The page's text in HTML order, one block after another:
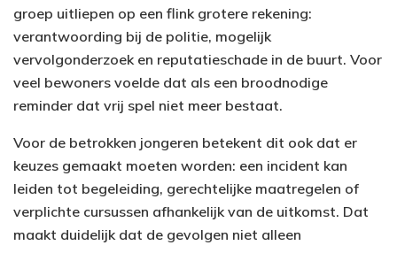
groep uitliepen op een flink grotere rekening:
verantwoording bij de politie, mogelijk
vervolgonderzoek en reputatieschade in de buurt. Voor
veel bewoners voelde dat als een broodnodige
reminder dat vrij spel niet meer bestaat.
Voor de betrokken jongeren betekent dit ook dat er
keuzes gemaakt moeten worden: een incident kan
leiden tot begeleiding, gerechtelijke maatregelen of
verplichte cursussen afhankelijk van de uitkomst. Dat
maakt duidelijk dat de gevolgen niet alleen